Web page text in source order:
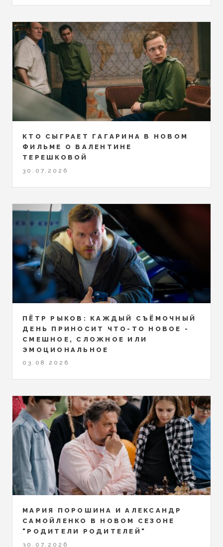
КТО СЫГРАЕТ ГАГАРИНА В НОВОМ
ФИЛЬМЕ О ВАЛЕНТИНЕ
ТЕРЕШКОВОЙ
30.07.2026
ПЁТР РЫКОВ: КАЖДЫЙ СЪЁМОЧНЫЙ
ДЕНЬ ПРИНОСИТ ЧТО-ТО НОВОЕ -
СМЕШНОЕ, СЛОЖНОЕ ИЛИ
ЭМОЦИОНАЛЬНОЕ
03.08.2026
МАРИЯ ПОРОШИНА И АЛЕКСАНДР
САМОЙЛЕНКО В НОВОМ СЕЗОНЕ
"РОДИТЕЛИ РОДИТЕЛЕЙ"
30.07.2026